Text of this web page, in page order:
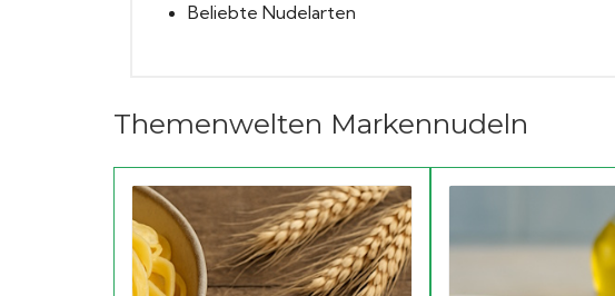
Beliebte Nudelarten
Themenwelten Markennudeln